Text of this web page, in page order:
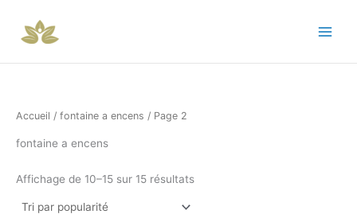
contenu
Accueil / fontaine a encens / Page 2
fontaine a encens
Affichage de 10–15 sur 15 résultats